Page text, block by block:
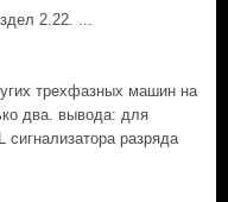
2.22. ...
трехфазных машин на
два. вывода: для
разряда